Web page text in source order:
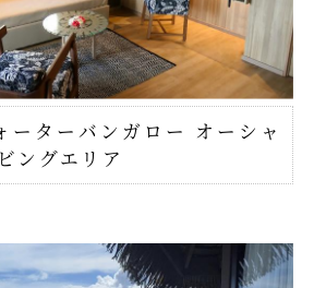
ーターバンガロー オーシャ
ングエリア